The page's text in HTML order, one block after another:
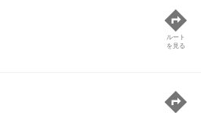
ルート
を見る